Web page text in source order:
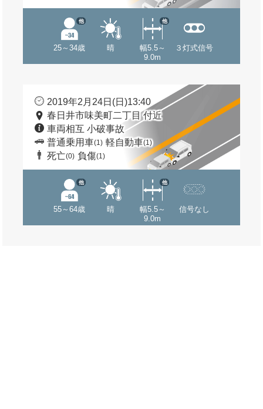
25～34歳
他
晴
幅5.5～
9.0m
他
３灯式信号
2019年2月24日(日)13:40
春日井市味美町二丁目 付近
車両相互 小破事故
普通乗用車(1) 軽自動車(1)
死亡(0) 負傷(1)
55～64歳
他
晴
幅5.5～
9.0m
他
信号なし